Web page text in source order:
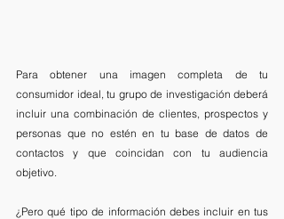
Para obtener una imagen completa de tu
consumidor ideal, tu grupo de investigación deberá
incluir una combinación de clientes, prospectos y
personas que no estén en tu base de datos de
contactos y que coincidan con tu audiencia
objetivo.
¿Pero qué tipo de información debes incluir en tus